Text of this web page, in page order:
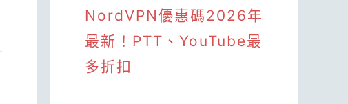
NordVPN優惠碼2026年
最新！PTT、YouTube最
多折扣